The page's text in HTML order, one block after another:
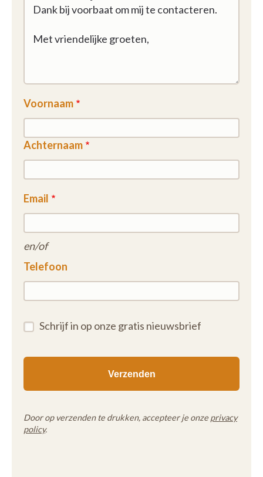
Voornaam
Achternaam
Email
en/of
Telefoon
Schrijf in op onze gratis nieuwsbrief
Door op verzenden te drukken, accepteer je onze privacy
policy.